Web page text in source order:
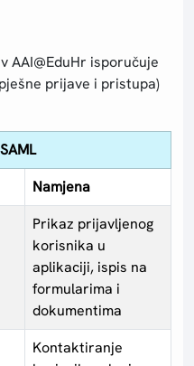
isporučuje
prijave i pristupa)
Namjena
Prikaz prijavljenog
korisnika u
aplikaciji, ispis na
formularima i
dokumentima
Kontaktiranje